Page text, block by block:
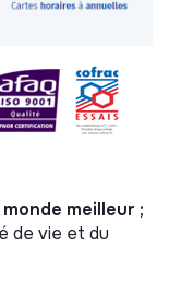
meilleur ;
de vie et du